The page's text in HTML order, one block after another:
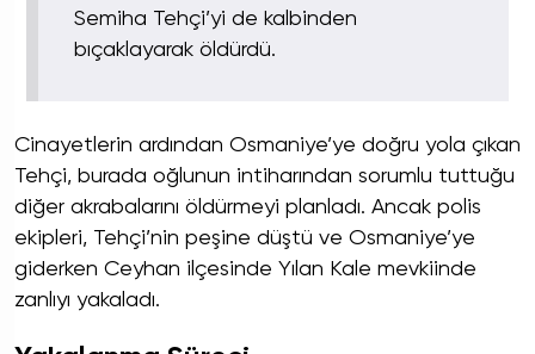
Semiha Tehçi’yi de kalbinden
bıçaklayarak öldürdü.
Cinayetlerin ardından Osmaniye’ye doğru yola çıkan
Tehçi, burada oğlunun intiharından sorumlu tuttuğu
diğer akrabalarını öldürmeyi planladı. Ancak polis
ekipleri, Tehçi’nin peşine düştü ve Osmaniye’ye
giderken Ceyhan ilçesinde Yılan Kale mevkiinde
zanlıyı yakaladı.